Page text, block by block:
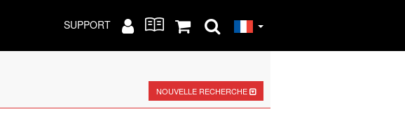
SUPPORT
NOUVELLE RECHERCHE